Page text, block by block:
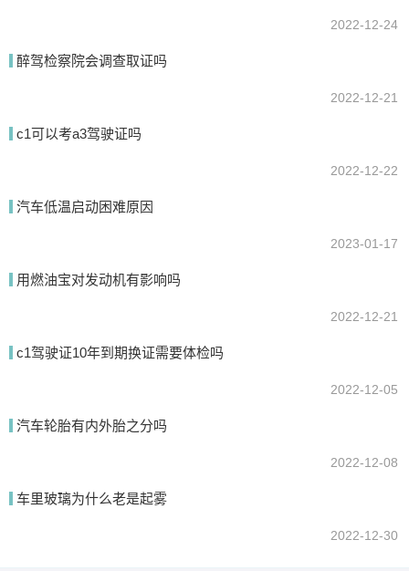
2022-12-24
醉驾检察院会调查取证吗
2022-12-21
c1可以考a3驾驶证吗
2022-12-22
汽车低温启动困难原因
2023-01-17
用燃油宝对发动机有影响吗
2022-12-21
c1驾驶证10年到期换证需要体检吗
2022-12-05
汽车轮胎有内外胎之分吗
2022-12-08
车里玻璃为什么老是起雾
2022-12-30